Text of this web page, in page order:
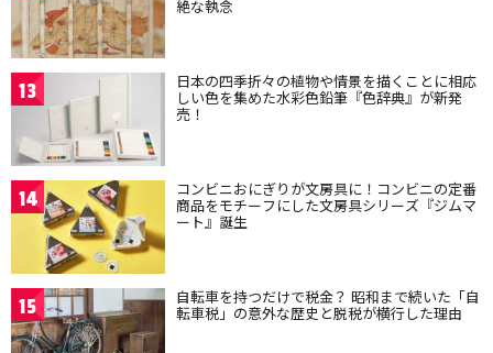
絶な執念
13 日本の四季折々の植物や情景を描くことに相応
しい色を集めた水彩色鉛筆『色辞典』が新発
売！
14 コンビニおにぎりが文房具に！コンビニの定番
商品をモチーフにした文房具シリーズ『ジムマ
ート』誕生
15 自転車を持つだけで税金？ 昭和まで続いた「自
転車税」の意外な歴史と脱税が横行した理由